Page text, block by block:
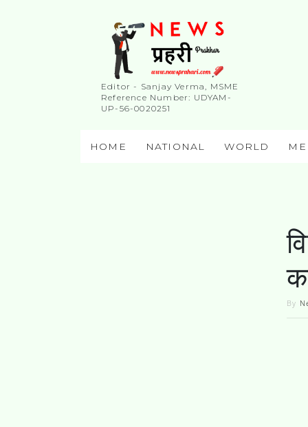
Editor - Sanjay Verma, MSME
Reference Number: UDYAM-
UP-56-0020251
HOME NATIONAL WORLD
By